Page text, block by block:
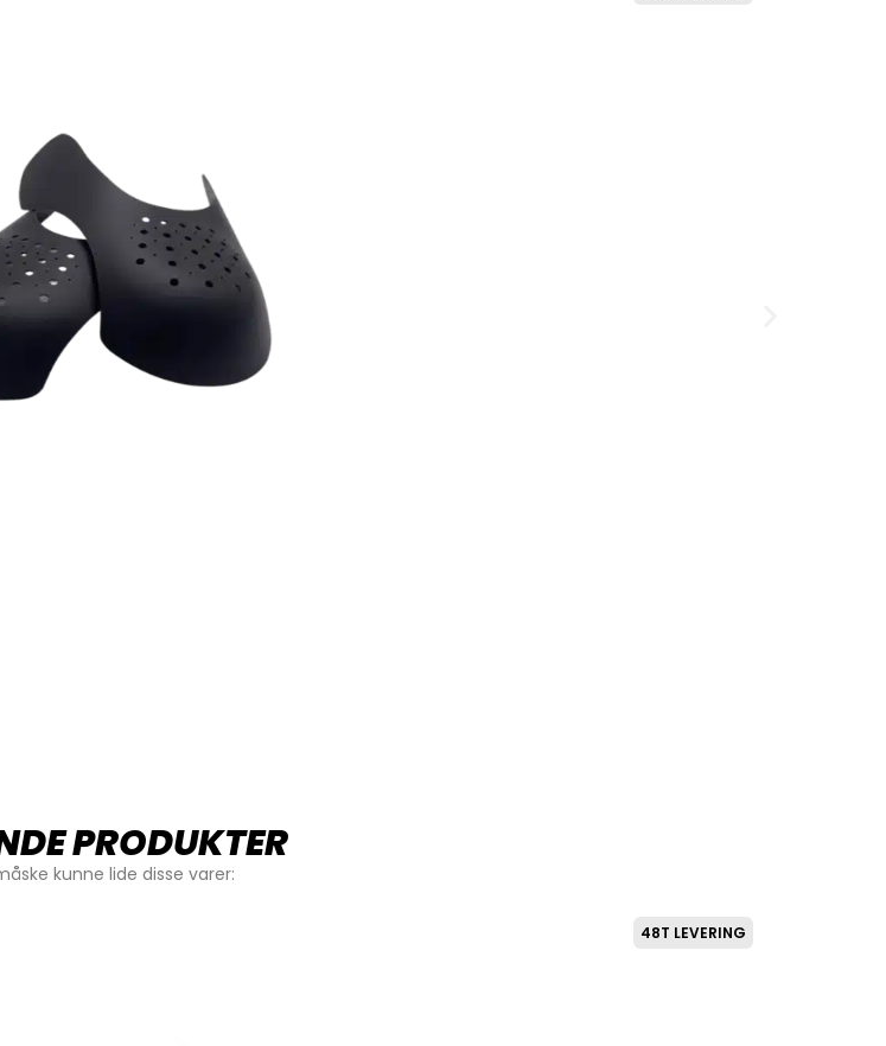
PRODUKTER
kunne lide disse varer:
48T LEVERING